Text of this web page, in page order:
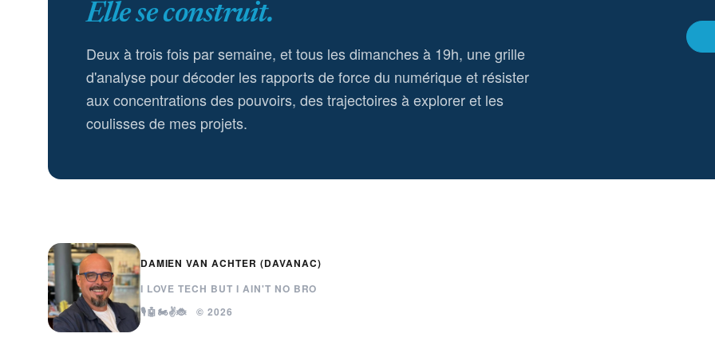
Elle se construit.
Deux à trois fois par semaine, et tous les dimanches à 19h, une grille
d'analyse pour décoder les rapports de force du numérique et résister
aux concentrations des pouvoirs, des trajectoires à explorer et les
coulisses de mes projets.
DAMIEN VAN ACHTER (DAVANAC)
I LOVE TECH BUT I AIN'T NO BRO
🎙️🤖🏍️✌️🐞 © 2026